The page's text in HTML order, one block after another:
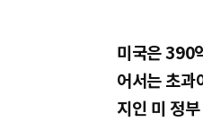
미국은 390
어서는 초과
지인 미 정